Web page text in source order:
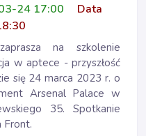
24 17:00
Data
na szkolenie
w aptece - przyszłość
się 24 marca 2023 r. o
Arsenal Palace w
35. Spotkanie
Front.